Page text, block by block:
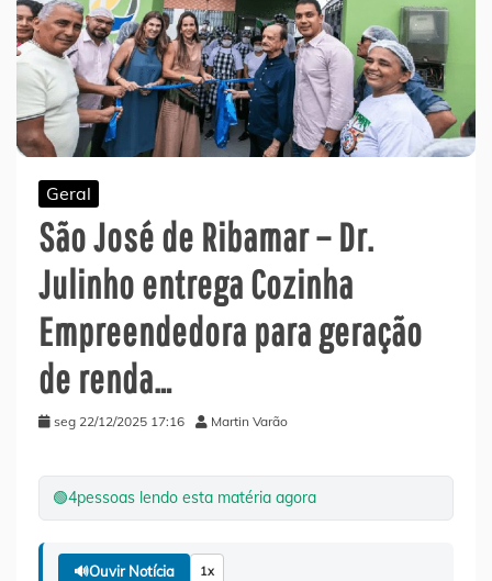
Geral
São José de Ribamar – Dr.
Julinho entrega Cozinha
Empreendedora para geração
de renda…
seg 22/12/2025 17:16 Martin Varão
🟢4pessoas lendo esta matéria agora
🔊Ouvir Notícia 1x